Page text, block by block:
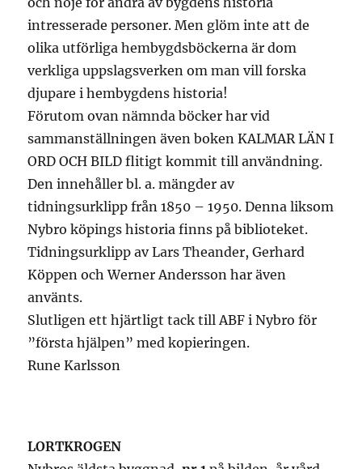
intresserade personer. Men glöm inte att de
olika utförliga hembygdsböckerna är dom
verkliga uppslagsverken om man vill forska
djupare i hembygdens historia!
Förutom ovan nämnda böcker har vid
sammanställningen även boken KALMAR LÄN I
ORD OCH BILD flitigt kommit till användning.
Den innehåller bl. a. mängder av
tidningsurklipp från 1850 – 1950. Denna liksom
Nybro köpings historia finns på biblioteket.
Tidningsurklipp av Lars Theander, Gerhard
Köppen och Werner Andersson har även
använts.
Slutligen ett hjärtligt tack till ABF i Nybro för
”första hjälpen” med kopieringen.
Rune Karlsson
LORTKROGEN